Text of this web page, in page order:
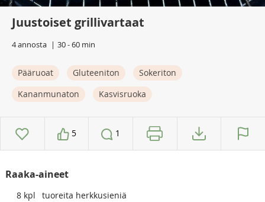
Juustoiset grillivartaat
4 annosta 30 - 60 min
Pääruoat Gluteeniton
Sokeriton
Kananmunaton
Kasvisruoka
5 1
Raaka-aineet
8 kpl
tuoreita herkkusieniä